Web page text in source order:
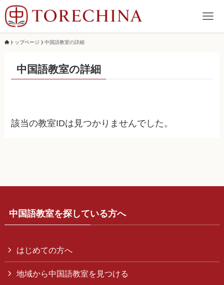
トップページ 中国語教室の詳細
中国語教室の詳細
該当の教室IDは見つかりませんでした。
中国語教室を探している方へ
はじめての方へ
地域から中国語教室を見つける